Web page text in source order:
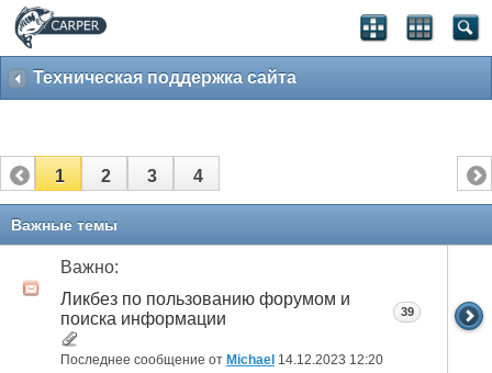
Техническая поддержка сайта
1 2 3 4
Важные темы
Важно:
Ликбез по пользованию форумом и
поиска информации
Последнее сообщение от Michael 14.12.2023 12:20
39